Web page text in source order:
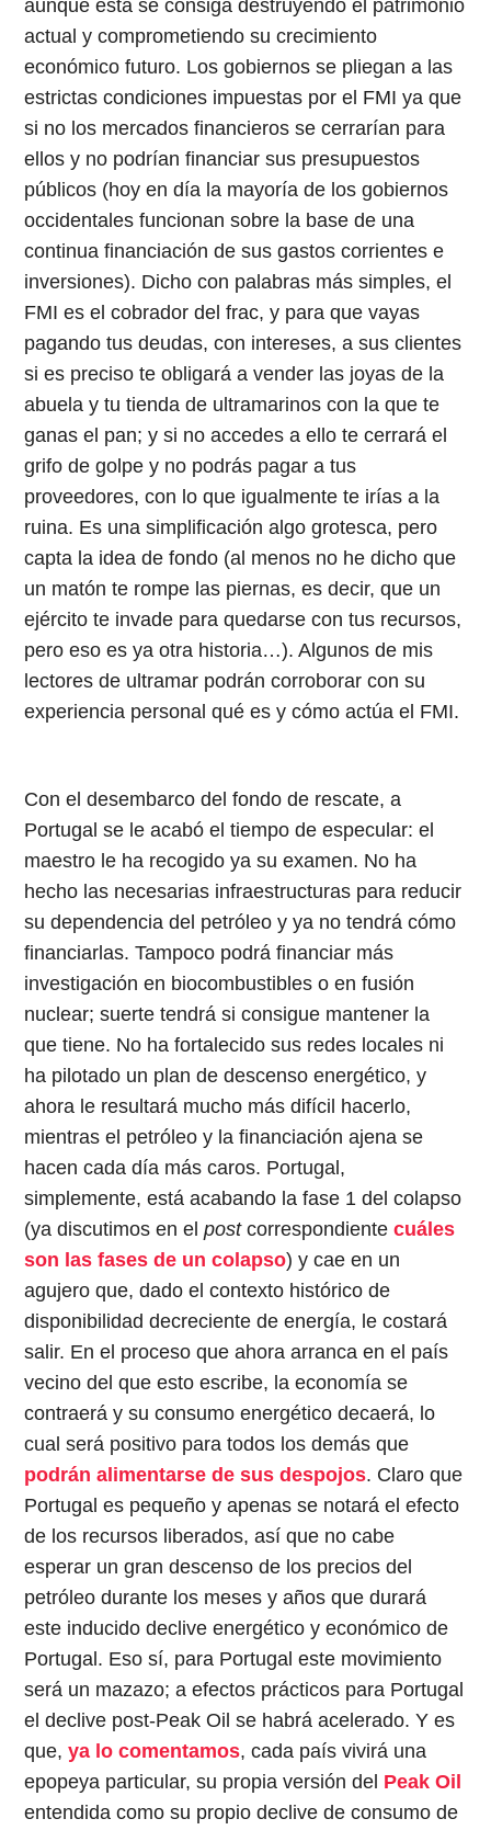
aunque ésta se consiga destruyendo el patrimonio
actual y comprometiendo su crecimiento
económico futuro. Los gobiernos se pliegan a las
estrictas condiciones impuestas por el FMI ya que
si no los mercados financieros se cerrarían para
ellos y no podrían financiar sus presupuestos
públicos (hoy en día la mayoría de los gobiernos
occidentales funcionan sobre la base de una
continua financiación de sus gastos corrientes e
inversiones). Dicho con palabras más simples, el
FMI es el cobrador del frac, y para que vayas
pagando tus deudas, con intereses, a sus clientes
si es preciso te obligará a vender las joyas de la
abuela y tu tienda de ultramarinos con la que te
ganas el pan; y si no accedes a ello te cerrará el
grifo de golpe y no podrás pagar a tus
proveedores, con lo que igualmente te irías a la
ruina. Es una simplificación algo grotesca, pero
capta la idea de fondo (al menos no he dicho que
un matón te rompe las piernas, es decir, que un
ejército te invade para quedarse con tus recursos,
pero eso es ya otra historia…). Algunos de mis
lectores de ultramar podrán corroborar con su
experiencia personal qué es y cómo actúa el FMI.
Con el desembarco del fondo de rescate, a
Portugal se le acabó el tiempo de especular: el
maestro le ha recogido ya su examen. No ha
hecho las necesarias infraestructuras para reducir
su dependencia del petróleo y ya no tendrá cómo
financiarlas. Tampoco podrá financiar más
investigación en biocombustibles o en fusión
nuclear; suerte tendrá si consigue mantener la
que tiene. No ha fortalecido sus redes locales ni
ha pilotado un plan de descenso energético, y
ahora le resultará mucho más difícil hacerlo,
mientras el petróleo y la financiación ajena se
hacen cada día más caros. Portugal,
simplemente, está acabando la fase 1 del colapso
(ya discutimos en elpostcorrespondientecuáles
son las fases de un colapso) y cae en un
agujero que, dado el contexto histórico de
disponibilidad decreciente de energía, le costará
salir. En el proceso que ahora arranca en el país
vecino del que esto escribe, la economía se
contraerá y su consumo energético decaerá, lo
cual será positivo para todos los demás que
podrán alimentarse de sus despojos. Claro que
Portugal es pequeño y apenas se notará el efecto
de los recursos liberados, así que no cabe
esperar un gran descenso de los precios del
petróleo durante los meses y años que durará
este inducido declive energético y económico de
Portugal. Eso sí, para Portugal este movimiento
será un mazazo; a efectos prácticos para Portugal
el declive post-Peak Oil se habrá acelerado. Y es
que,ya lo comentamos, cada país vivirá una
epopeya particular, su propia versión del Peak Oil
entendida como su propio declive de consumo de